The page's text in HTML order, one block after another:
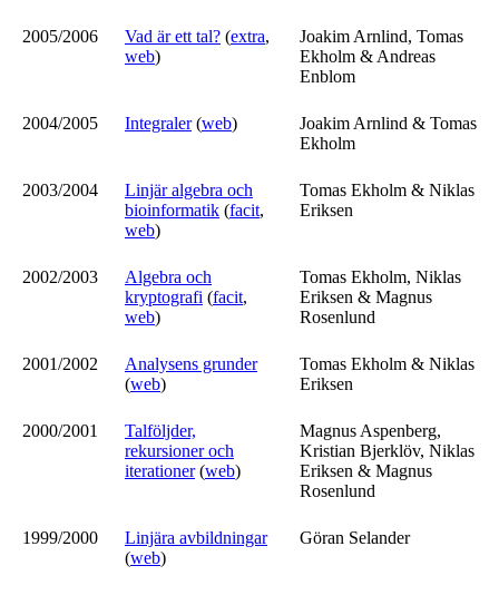
2005/2006 Vad är ett tal? (extra,
web)
Joakim Arnlind, Tomas
Ekholm & Andreas
Enblom
2004/2005 Integraler(web)
Joakim Arnlind & Tomas
Ekholm
2003/2004
Linjär algebra och
bioinformatik (facit,
web)
Tomas Ekholm & Niklas
Eriksen
2002/2003
Algebra och
kryptografi (facit,
web)
Tomas Ekholm, Niklas
Eriksen & Magnus
Rosenlund
2001/2002
Analysens grunder
(web)
Tomas Ekholm & Niklas
Eriksen
2000/2001
Talföljder,
rekursioner och
iterationer(web)
Magnus Aspenberg,
Kristian Bjerklöv, Niklas
Eriksen & Magnus
Rosenlund
1999/2000
Linjära avbildningar
(web)
Göran Selander